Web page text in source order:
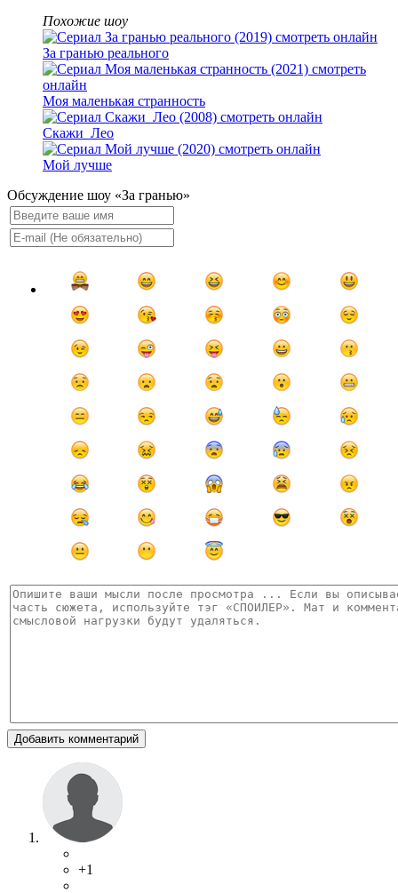
Похожие шоу
За гранью реального
Моя маленькая странность
Скажи_Лео
Мой лучше
Обсуждение шоу «За гранью»
Добавить комментарий
+1